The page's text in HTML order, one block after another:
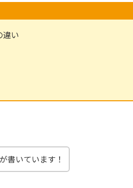
違い
書いています！